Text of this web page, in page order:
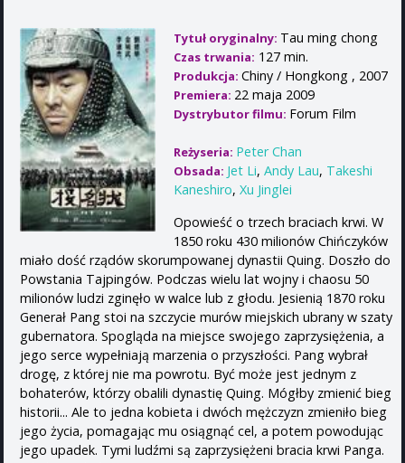
Tytuł oryginalny: Tau ming chong
Czas trwania: 127 min.
Produkcja: Chiny / Hongkong , 2007
Premiera: 22 maja 2009
Dystrybutor filmu: Forum Film
Reżyseria: Peter Chan
Obsada: Jet Li, Andy Lau, Takeshi
Kaneshiro, Xu Jinglei
Opowieść o trzech braciach krwi. W
1850 roku 430 milionów Chińczyków
miało dość rządów skorumpowanej dynastii Quing. Doszło do
Powstania Tajpingów. Podczas wielu lat wojny i chaosu 50
milionów ludzi zginęło w walce lub z głodu. Jesienią 1870 roku
Generał Pang stoi na szczycie murów miejskich ubrany w szaty
gubernatora. Spogląda na miejsce swojego zaprzysiężenia, a
jego serce wypełniają marzenia o przyszłości. Pang wybrał
drogę, z której nie ma powrotu. Być może jest jednym z
bohaterów, którzy obalili dynastię Quing. Mógłby zmienić bieg
historii... Ale to jedna kobieta i dwóch mężczyzn zmieniło bieg
jego życia, pomagając mu osiągnąć cel, a potem powodując
jego upadek. Tymi ludźmi są zaprzysiężeni bracia krwi Panga.